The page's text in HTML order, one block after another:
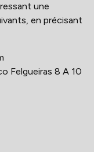
une
en précisant
Felgueiras 8 A 10